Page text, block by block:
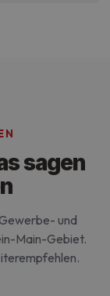
sagen
und
Main-Gebiet.